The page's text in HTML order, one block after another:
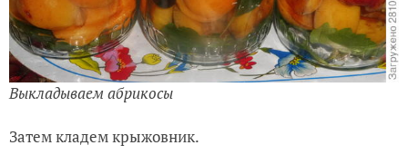
Выкладываем абрикосы
Затем кладем крыжовник.